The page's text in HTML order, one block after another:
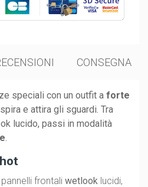
CONSEGNA
speciali con un outfit a forte
e attira gli sguardi. Tra
lucido, passi in modalità
pannelli frontaliwetlook lucidi,